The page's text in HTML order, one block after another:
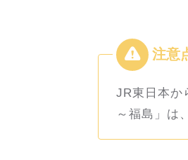
JR東日本か
～福島」は